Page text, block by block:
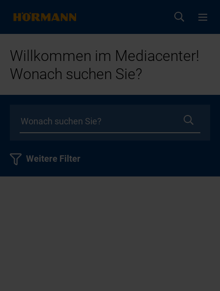
Willkommen im Mediacenter!
Wonach suchen Sie?
Weitere Filter